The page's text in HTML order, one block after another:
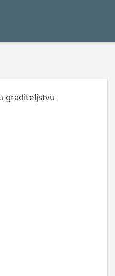
graditeljstvu